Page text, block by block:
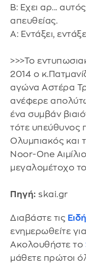
Β: Εχει αρ...
απευθείας.
Α: Εντάξει,
>>>Το
2014 ο
αγώνα Αστέρα
ανέφερε
ένα συμβάν
τότε υπεύθυνος
Ολυμπιακός και
Noor-One
μεγαλομέτοχο
Πηγή: skai.gr
Διαβάστε τις
ενημερωθείτε
Ακολουθήστε το
μάθετε πρώτοι